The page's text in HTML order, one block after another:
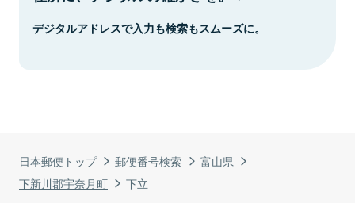
日本郵便トップ 郵便番号検索
富山県
下新川郡宇奈月町
下立
デジタルアドレスで入力も検索もスムーズに。